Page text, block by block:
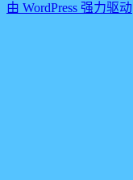
由 WordPress 强力驱动